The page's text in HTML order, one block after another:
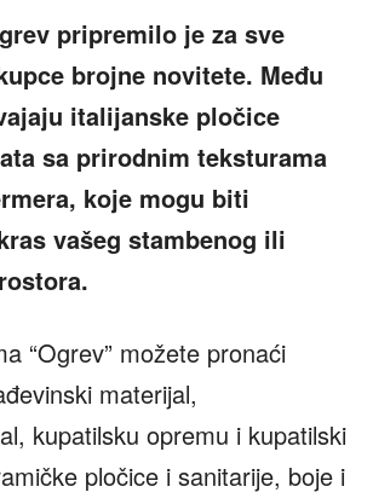
pripremilo je za sve
brojne novitete. Među
italijanske pločice
sa prirodnim teksturama
koje mogu biti
vašeg stambenog ili
“Ogrev” možete pronaći
materijal,
kupatilsku opremu i kupatilski
pločice i sanitarije, boje i